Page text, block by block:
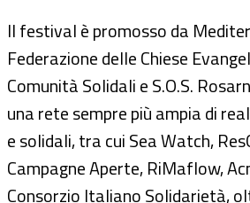
Il festival è promosso da
Federazione delle Chiese
Comunità Solidali e S.O.S.
una rete sempre più ampia di
e solidali, tra cui Sea Watch,
Campagne Aperte, RiMaflow,
Consorzio Italiano Solidarietà,